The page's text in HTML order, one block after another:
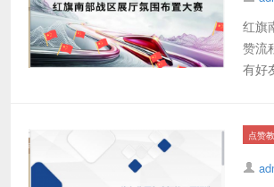
红旗
赞流
有好
点赞